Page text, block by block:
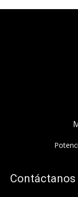
Contáctanos